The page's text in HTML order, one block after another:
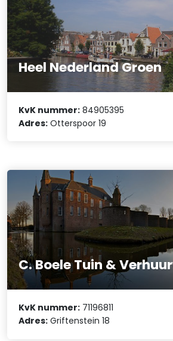
Heel Nederland Groen
KvK nummer: 84905395
Adres: Otterspoor 19
C. Boele Tuin &
KvK nummer: 71196811
Adres: Griftenstein 18